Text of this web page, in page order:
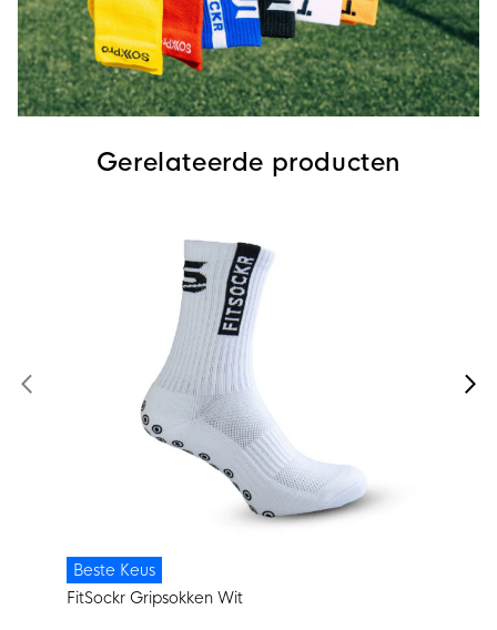
Gerelateerde producten
Beste Keus
FitSockr Gripsokken Wit